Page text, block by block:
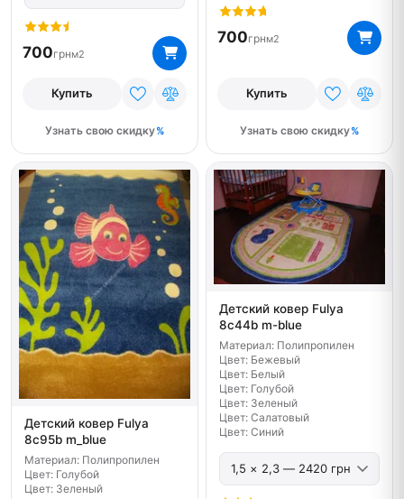
700грнм2
Купить
Узнать свою скидку
700грнм2
Купить
Узнать свою скидку
Детский ковер Fulya
8c95b m_blue
Материал: Полипропилен
Цвет: Голубой
Цвет: Зеленый
Детский ковер Fulya
8c44b m-blue
Материал: Полипропилен
Цвет: Бежевый
Цвет: Белый
Цвет: Голубой
Цвет: Зеленый
Цвет: Салатовый
Цвет: Синий